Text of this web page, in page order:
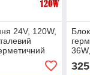
24V, 120W,